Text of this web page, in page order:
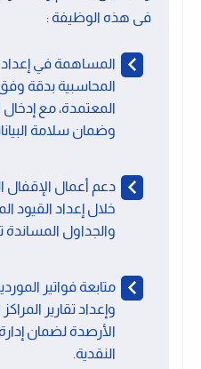
فى هذه الوظيفة :
المساهمة في
المحاسبية بدقة
المعتمدة، مع إدخال
وضمان سلامة
دعم أعمال
خلال إعداد القيود
والجداول
متابعة فواتير
وإعداد تقارير
الأرصدة لضمان
النقدية.